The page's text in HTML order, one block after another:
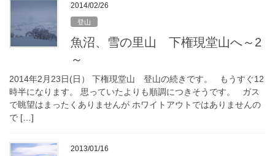
2014/02/26
登山
魚沼、雪の里山 下権現堂山へ～2
～
2014年2月23日(日） 下権現堂山 登山の続きです。 もうすぐ12
時半になります。 思っていたよりも順調につきそうです。 ガス
で眺望はまったくありませんが ホワイトアウトではありませんの
で […]
2013/01/16